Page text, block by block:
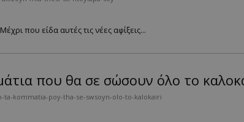
που είδα αυτές τις νέες αφίξεις...
που θα σε σώσουν όλο το
kommatia-poy-tha-se-swsoyn-olo-to-kalokairi